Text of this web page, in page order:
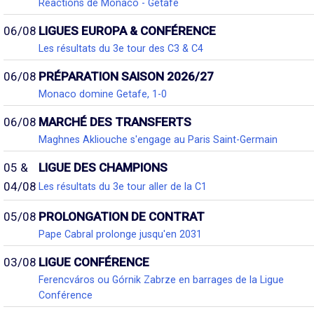
Réactions de Monaco - Getafe
06/08 LIGUES EUROPA & CONFÉRENCE
Les résultats du 3e tour des C3 & C4
06/08 PRÉPARATION SAISON 2026/27
Monaco domine Getafe, 1-0
06/08 MARCHÉ DES TRANSFERTS
Maghnes Akliouche s'engage au Paris Saint-Germain
05 &
04/08
LIGUE DES CHAMPIONS
Les résultats du 3e tour aller de la C1
05/08 PROLONGATION DE CONTRAT
Pape Cabral prolonge jusqu'en 2031
03/08 LIGUE CONFÉRENCE
Ferencváros ou Górnik Zabrze en barrages de la Ligue
Conférence